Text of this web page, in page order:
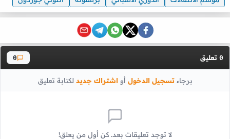
0 تعليق 0
برجاءتسجيل الدخول أواشتراك جديد لكتابة تعليق
لا توجد تعليقات بعد. كن أول من يعلق!